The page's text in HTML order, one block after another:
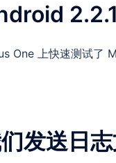
2.2.1
One 上快速测试了
发送日志